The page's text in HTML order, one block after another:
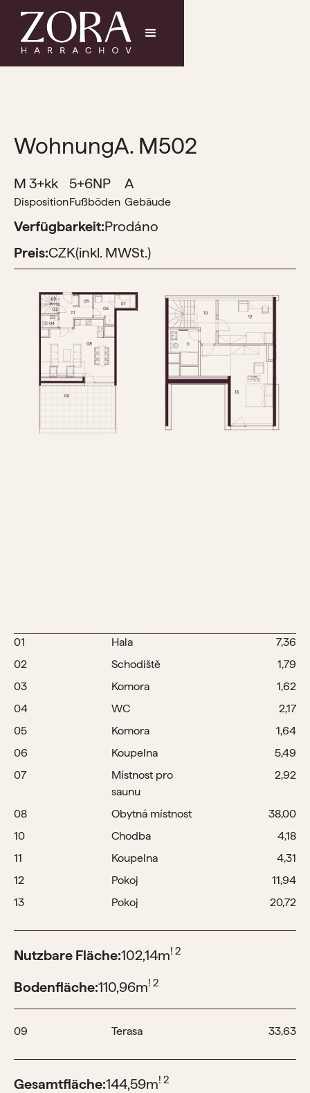
WohnungA. M502
M 3+kk 5+6NP A
DispositionFußböden Gebäude
Verfügbarkeit:Prodáno
Preis:CZK(inkl. MWSt.)
01 Hala
7,36
02
Schodiště
1,79
03
Komora
1,62
04
WC
2,17
05
Komora
1,64
06
Koupelna
5,49
07
Místnost pro
saunu
2,92
08 Obytná místnost
38,00
10
Chodba
4,18
11
Koupelna
4,31
12
Pokoj
11,94
13
Pokoj 20,72
Nutzbare Fläche:102,14m! 2
Bodenfläche:110,96m! 2
09 Terasa 33,63
Gesamtfläche:144,59m! 2